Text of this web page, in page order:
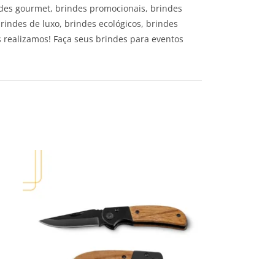
gourmet, brindes promocionais, brindes
de luxo, brindes ecológicos, brindes
Faça seus brindes para eventos